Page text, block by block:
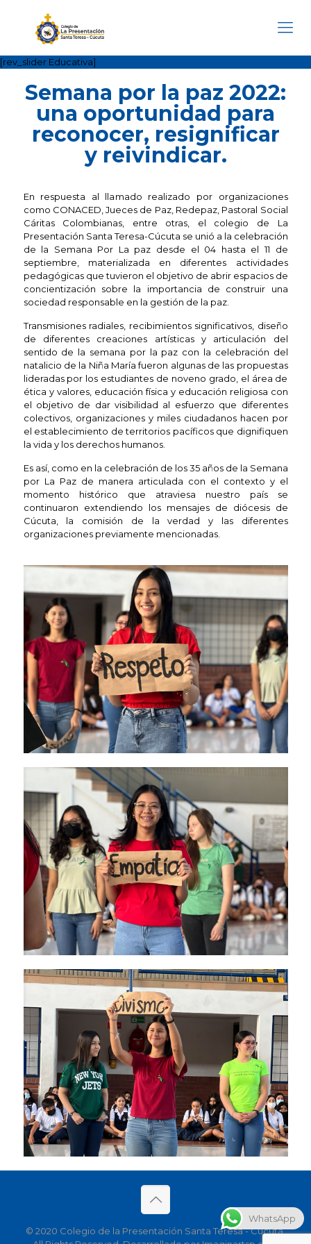
[rev_slider Educativa]
Semana por la paz 2022:
una oportunidad para
reconocer, resignificar
y reivindicar.
En respuesta al llamado realizado por organizaciones
como CONACED, Jueces de Paz, Redepaz, Pastoral Social
Cáritas Colombianas, entre otras, el colegio de La
Presentación Santa Teresa-Cúcuta se unió a la celebración
de la Semana Por La paz desde el 04 hasta el 11 de
septiembre, materializada en diferentes actividades
pedagógicas que tuvieron el objetivo de abrir espacios de
concientización sobre la importancia de construir una
sociedad responsable en la gestión de la paz.
Transmisiones radiales, recibimientos significativos, diseño
de diferentes creaciones artísticas y articulación del
sentido de la semana por la paz con la celebración del
natalicio de la Niña María fueron algunas de las propuestas
lideradas por los estudiantes de noveno grado, el área de
ética y valores, educación física y educación religiosa con
el objetivo de dar visibilidad al esfuerzo que diferentes
colectivos, organizaciones y miles ciudadanos hacen por
el establecimiento de territorios pacíficos que dignifiquen
la vida y los derechos humanos.
Es así, como en la celebración de los 35 años de la Semana
por La Paz de manera articulada con el contexto y el
momento histórico que atraviesa nuestro país se
continuaron extendiendo los mensajes de diócesis de
Cúcuta, la comisión de la verdad y las diferentes
organizaciones previamente mencionadas.
© 2020 Colegio de la Presentación Santa Teresa - Cúcuta.
WhatsApp